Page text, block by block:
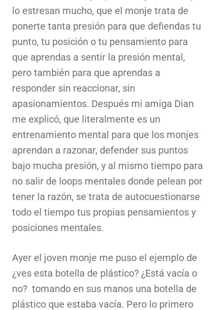
lo estresan mucho, que el monje trata de
ponerte tanta presión para que defiendas tu
punto, tu posición o tu pensamiento para
que aprendas a sentir la presión mental,
pero también para que aprendas a
responder sin reaccionar, sin
apasionamientos. Después mi amiga Dian
me explicó, que literalmente es un
entrenamiento mental para que los monjes
aprendan a razonar, defender sus puntos
bajo mucha presión, y al mismo tiempo para
no salir de loops mentales donde pelean por
tener la razón, se trata de autocuestionarse
todo el tiempo tus propias pensamientos y
posiciones mentales.
Ayer el joven monje me puso el ejemplo de
¿ves esta botella de plástico? ¿Está vacía o
no? tomando en sus manos una botella de
plástico que estaba vacía. Pero lo primero